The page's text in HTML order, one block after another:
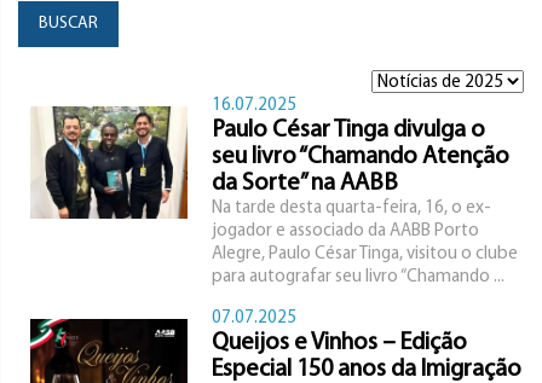
BUSCAR
16.07.2025
Paulo César Tinga divulga o
seu livro “Chamando Atenção
da Sorte” na AABB
Na tarde desta quarta-feira, 16, o ex-
jogador e associado da AABB Porto
Alegre, Paulo César Tinga, visitou o clube
para autografar seu livro “Chamando ...
07.07.2025
Queijos e Vinhos – Edição
Especial 150 anos da Imigração